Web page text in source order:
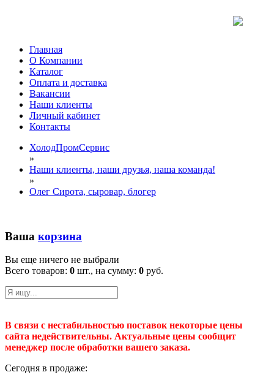
Главная
О Компании
Каталог
Оплата и доставка
Вакансии
Наши клиенты
Личный кабинет
Контакты
ХолодПромСервис
»
Наши клиенты, наши друзья, наша команда!
»
Олег Сирота, сыровар, блогер
Ваша корзина
Вы еще ничего не выбрали
Всего товаров: 0 шт., на сумму: 0 руб.
В связи с нестабильностью поставок некоторые цены
сайта недействительны. Актуальные цены сообщит
менеджер после обработки вашего заказа.
Сегодня в продаже: